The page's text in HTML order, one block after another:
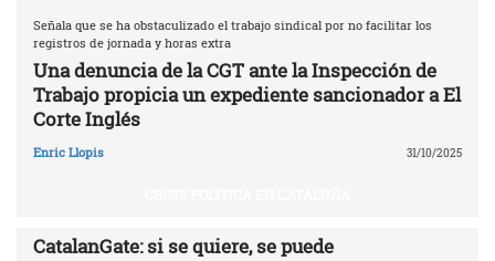
Señala que se ha obstaculizado el trabajo sindical por no facilitar los
registros de jornada y horas extra
Una denuncia de la CGT ante la Inspección de
Trabajo propicia un expediente sancionador a El
Corte Inglés
Enric Llopis 31/10/2025
CatalanGate: si se quiere, se puede